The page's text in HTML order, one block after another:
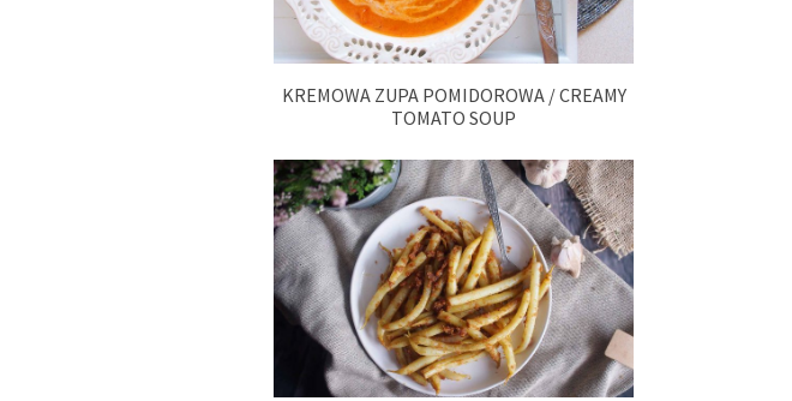
KREMOWA ZUPA POMIDOROWA / CREAMY
TOMATO SOUP